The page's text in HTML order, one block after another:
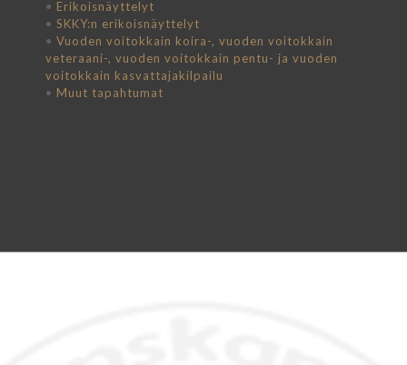
• Erikoisnäyttelyt
• SKKY:n erikoisnäyttelyt
• Vuoden voitokkain koira-, vuoden voitokkain
veteraani-, vuoden voitokkain pentu- ja vuoden
voitokkain kasvattajakilpailu
• Muut tapahtumat